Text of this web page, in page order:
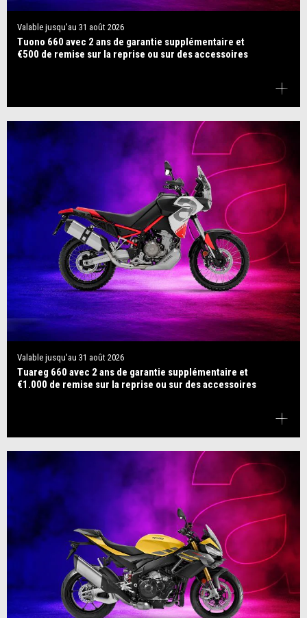
Valable jusqu'au 31 août 2026
Tuono 660 avec 2 ans de garantie supplémentaire et
€500 de remise sur la reprise ou sur des accessoires
Valable jusqu'au 31 août 2026
Tuareg 660 avec 2 ans de garantie supplémentaire et
€1.000 de remise sur la reprise ou sur des accessoires